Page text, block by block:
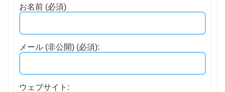
お名前 (必須)
メール (非公開) (必須):
ウェブサイト: